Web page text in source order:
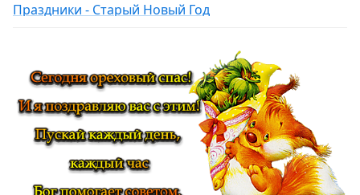
Праздники - Старый Новый Год